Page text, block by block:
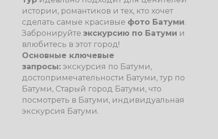
который включает самые живописные
локации для фото и знакомство с
местными традициями.
Забронируйте
экскурсию в горы
и получите
незабываемые впечатления от величия
Основные ключевые
запросы: экскурсия в горную Аджарию,
тур из Батуми в горы, Аджарские горы,
однодневный тур из Батуми, природа
Грузии, мост царицы Тамары, что